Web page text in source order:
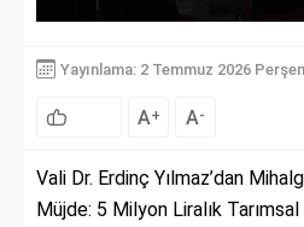
Yayınlama: 2 Temmuz 2026
A+ A-
Vali Dr. Erdinç Yılmaz’dan
Müjde: 5 Milyon Liralık